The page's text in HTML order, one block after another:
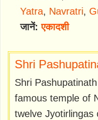
Yatra, Navratri,
जानें:एकादशी
Shri
Shri
famous temple of
twelve Jyotirlingas